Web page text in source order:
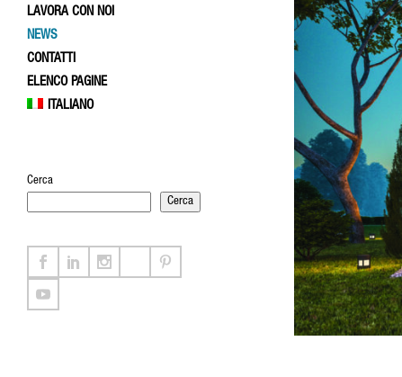
LAVORA CON NOI
NEWS
CONTATTI
ELENCO PAGINE
ITALIANO
Cerca
Cerca